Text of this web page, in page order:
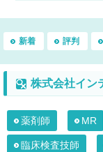
新着 評判
株式会社イン
薬剤師 MR
臨床検査技師